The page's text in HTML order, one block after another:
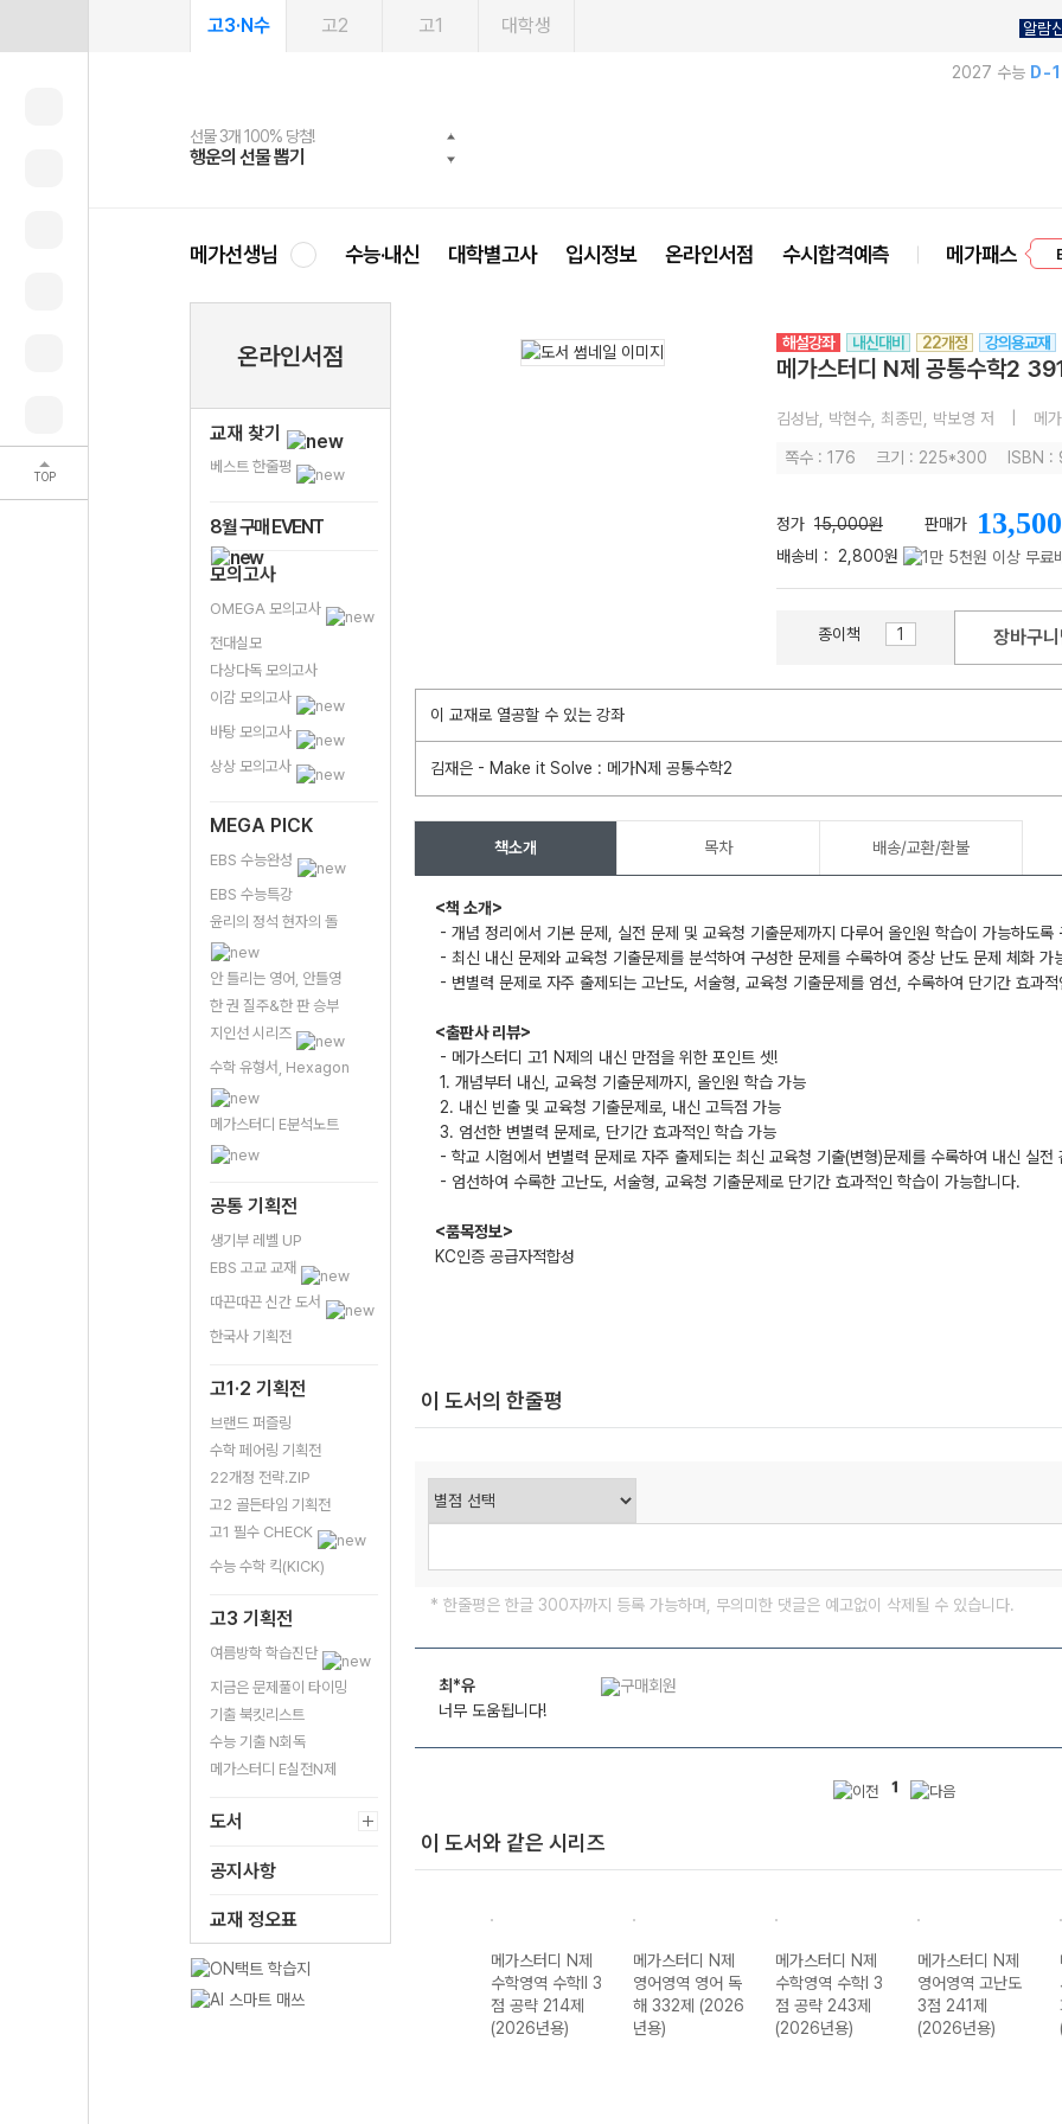
TOP
고3·N수 고2 고1 대학생 알람
2027 수능 D-
선물 3개 100% 당첨!
행운의 선물 뽑기
선물 100% 증정!
메가스터디 X 올리브
여름방학 스터디 캐시백
메가런 썸머스쿨
2027 러셀 단과
강사 공개선발
스마트러닝앱
설문 EVENT
메가패스
3일 무료 체험권
메가패스 수강생 무료혜택!
메가클럽 멤버십
사회공헌 캠페인
희망이룸 메가나눔
메가선생님 수능·내신 대학별고사 입시정보 온라인서점 수시합격예측 메가패스
온라인서점
교재 찾기
베스트 한줄평
8월 구매 EVENT
모의고사
OMEGA 모의고사
전대실모
다상다독 모의고사
이감 모의고사
바탕 모의고사
상상 모의고사
MEGA PICK
EBS 수능완성
EBS 수능특강
윤리의 정석 현자의 돌
안 틀리는 영어, 안틀영
한 권 질주&한 판 승부
지인선 시리즈
수학 유형서, Hexagon
메가스터디 E분석노트
공통 기획전
생기부 레벨 UP
EBS 고교 교재
따끈따끈 신간 도서
한국사 기획전
고1·2 기획전
브랜드 퍼즐링
수학 페어링 기획전
22개정 전략.ZIP
고2 골든타임 기획전
고1 필수 CHECK
수능 수학 킥(KICK)
고3 기획전
여름방학 학습진단
지금은 문제풀이 타이밍
기출 북킷리스트
수능 기출 N회독
메가스터디 E실전N제
도서
공지사항
교재 정오표
해설강좌 내신대비 22개정 강의용교재
메가스터디 N제 공통수학2
김성남, 박현수, 최종민, 박보영 저 메
쪽수 : 176 크기 : 225*300 ISBN
정가 15,000원 판매가 13,500
배송비 : 2,800원
종이책 장바구니
이 교재로 열공할 수 있는 강좌
김재은 - Make it Solve : 메가N제 공통수학2
책소개 목차 배송/교환/환불
<책 소개>
- 개념 정리에서 기본 문제, 실전 문제 및 교육청 기출문제까지 다루어 올인원 학습이 가능하도록
- 최신 내신 문제와 교육청 기출문제를 분석하여 구성한 문제를 수록하여 중상 난도 문제 체화 가
- 변별력 문제로 자주 출제되는 고난도, 서술형, 교육청 기출문제를 엄선, 수록하여 단기간 효과
<출판사 리뷰>
- 메가스터디 고1 N제의 내신 만점을 위한 포인트 셋!
1. 개념부터 내신, 교육청 기출문제까지, 올인원 학습 가능
2. 내신 빈출 및 교육청 기출문제로, 내신 고득점 가능
3. 엄선한 변별력 문제로, 단기간 효과적인 학습 가능
- 학교 시험에서 변별력 문제로 자주 출제되는 최신 교육청 기출(변형)문제를 수록하여 내신 실전
- 엄선하여 수록한 고난도, 서술형, 교육청 기출문제로 단기간 효과적인 학습이 가능합니다.
<품목정보>
KC인증 공급자적합성
이 도서의 한줄평
* 한줄평은 한글 300자까지 등록 가능하며, 무의미한 댓글은 예고없이 삭제될 수 있습니다.
최*유
너무 도움됩니다!
1
이 도서와 같은 시리즈
메가스터디 N제
영어영역 어법·어
휘 222제 (2026
메가스터디 N제
수학영역 수학II 3
점 공략 214제
(2026년용)
메가스터디 N제
영어영역 영어 독
해 332제 (2026
년용)
메가스터디 N제
수학영역 수학I 3
점 공략 243제
(2026년용)
메가스터디 N제
영어영역 고난도
3점 241제
(2026년용)